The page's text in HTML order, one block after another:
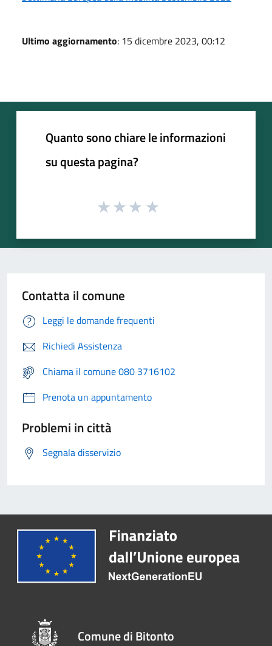
Ultimo aggiornamento: 15 dicembre 2023, 00:12
Quanto sono chiare le informazioni
su questa pagina?
Contatta il comune
Leggi le domande frequenti
Richiedi Assistenza
Chiama il comune 080 3716102
Prenota un appuntamento
Problemi in città
Segnala disservizio
Comune di Bitonto